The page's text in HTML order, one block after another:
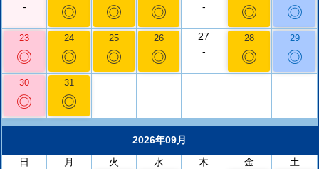
-
◎ ◎ ◎
-
◎ ◎
23
◎
24
◎
25
◎
26
◎
27
-
28
◎
29
◎
30
◎
31
◎
2026年09月
日
月 火 水 木 金 土